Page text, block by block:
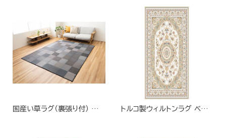
国産い草ラグ（裏張り付） グレー トルコ製ウィルトンラグ ベージュ